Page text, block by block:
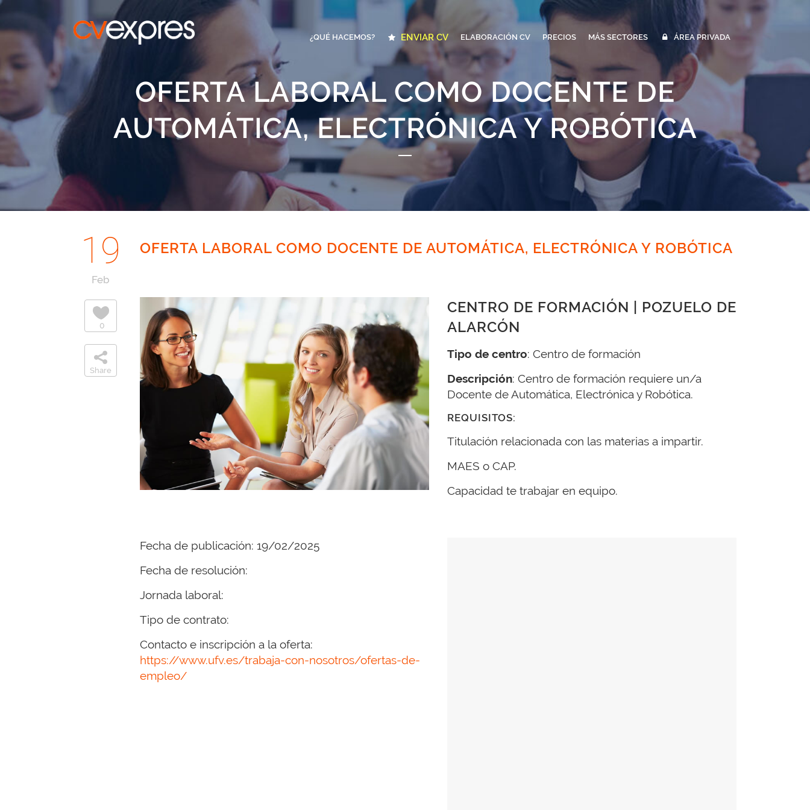
¿QUÉ HACEMOS? ENVIAR CV ELABORACIÓN CV PRECIOS MÁS SECTORES ÁREA PRIVADA
OFERTA LABORAL COMO DOCENTE DE
AUTOMÁTICA, ELECTRÓNICA Y ROBÓTICA
19
Feb
0
Share
OFERTA LABORAL COMO DOCENTE DE AUTOMÁTICA, ELECTRÓNICA Y ROBÓTICA
CENTRO DE FORMACIÓN | POZUELO DE
ALARCÓN
Tipo de centro: Centro de formación
Descripción: Centro de formación requiere un/a
Docente de Automática, Electrónica y Robótica.
REQUISITOS:
Titulación relacionada con las materias a impartir.
MAES o CAP.
Capacidad te trabajar en equipo.
Fecha de publicación: 19/02/2025
Fecha de resolución:
Jornada laboral:
Tipo de contrato:
Contacto e inscripción a la oferta:
https://www.ufv.es/trabaja-con-nosotros/ofertas-de-
empleo/